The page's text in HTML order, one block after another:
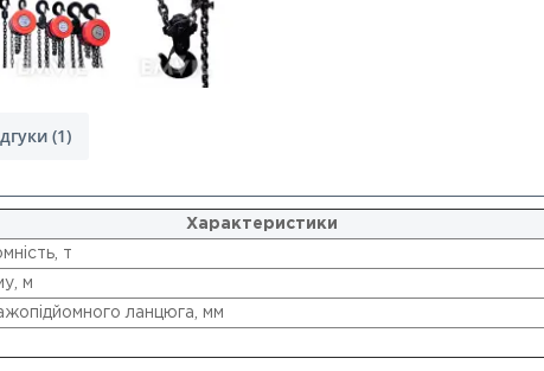
(1)
Характеристики
т
м
ланцюга, мм